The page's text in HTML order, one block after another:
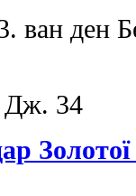
ван ден
34
Золотої